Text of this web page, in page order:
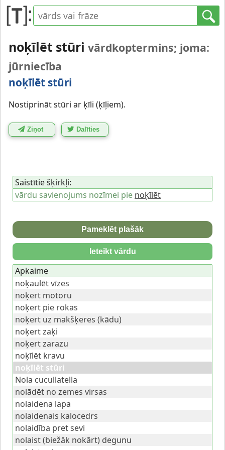
noķīlēt stūri vārdkoptermins; joma:
jūrniecība
noķīlēt stūri
Nostiprināt stūri ar ķīli (ķīļiem).
Ziņot Dalīties
Saistītie šķirkļi:
vārdu savienojums nozīmei pie noķīlēt
Pameklēt plašāk
Ieteikt vārdu
Apkaime
noķaulēt vīzes
noķert motoru
noķert pie rokas
noķert uz makšķeres (kādu)
noķert zaķi
noķert zarazu
noķīlēt kravu
noķīlēt stūri
Nola cucullatella
nolādēt no zemes virsas
nolaidena lapa
nolaidenais kalocedrs
nolaidība pret sevi
nolaist (biežāk nokārt) degunu